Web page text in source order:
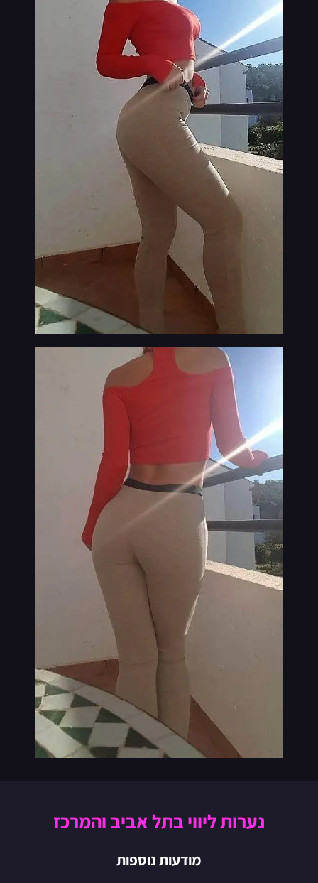
נערות ליווי בתל אביב והמרכז
מודעות נוספות